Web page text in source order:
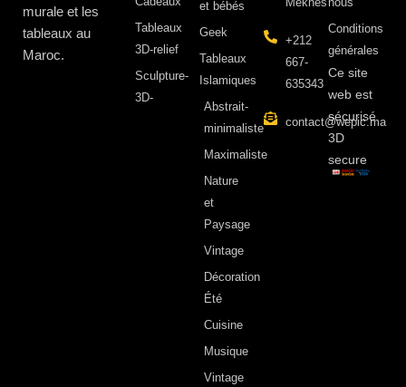
murale et les
tableaux au
Maroc.
Tableaux
3D-relief
Sculpture-
3D-
et bébés
Geek
Tableaux
Islamiques
Abstrait-
minimaliste
Maximaliste
Nature
et
Paysage
Vintage
Décoration
Été
Cuisine
Musique
Vintage
+212
667-
635343
contact@wepic.ma
Conditions
générales
Ce site
web est
sécurisé
3D
secure